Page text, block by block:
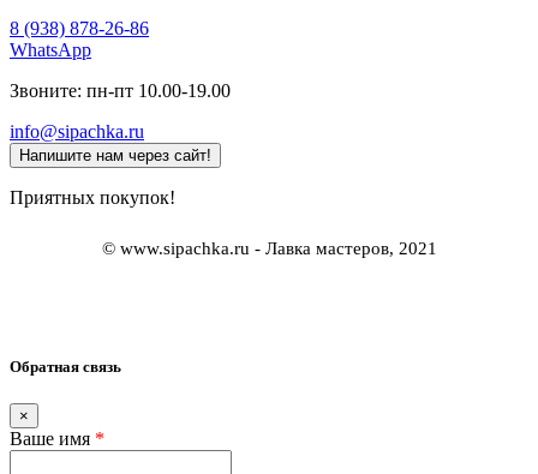
8 (938) 878-26-86
WhatsApp
Звоните: пн-пт 10.00-19.00
info@sipachka.ru
Напишите нам через сайт!
Приятных покупок!
© www.sipachka.ru - Лавка мастеров, 2021
Обратная связь
×
Ваше имя *